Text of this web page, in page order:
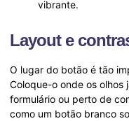
vibrante.
Layout e
O lugar do botão é tão
Coloque-o onde os olhos
formulário ou perto de
como um botão branco